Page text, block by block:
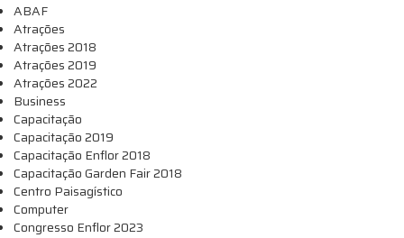
ABAF
Atrações
Atrações 2018
Atrações 2019
Atrações 2022
Business
Capacitação
Capacitação 2019
Capacitação Enflor 2018
Capacitação Garden Fair 2018
Centro Paisagístico
Computer
Congresso Enflor 2023